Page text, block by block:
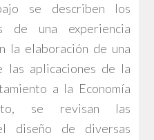
se describen los
de una experiencia
la elaboración de una
las aplicaciones de la
a la Economía
se revisan las
diseño de diversas